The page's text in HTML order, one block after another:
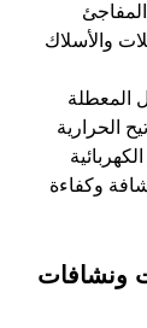
والأسلاك
المعطلة
الحرارية
وكفاءة
ونشافات